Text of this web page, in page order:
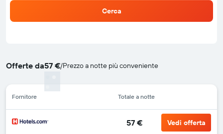
Cerca
Offerte da57 €/Prezzo a notte più conveniente
Fornitore Totale a notte
57 € Vedi offerta